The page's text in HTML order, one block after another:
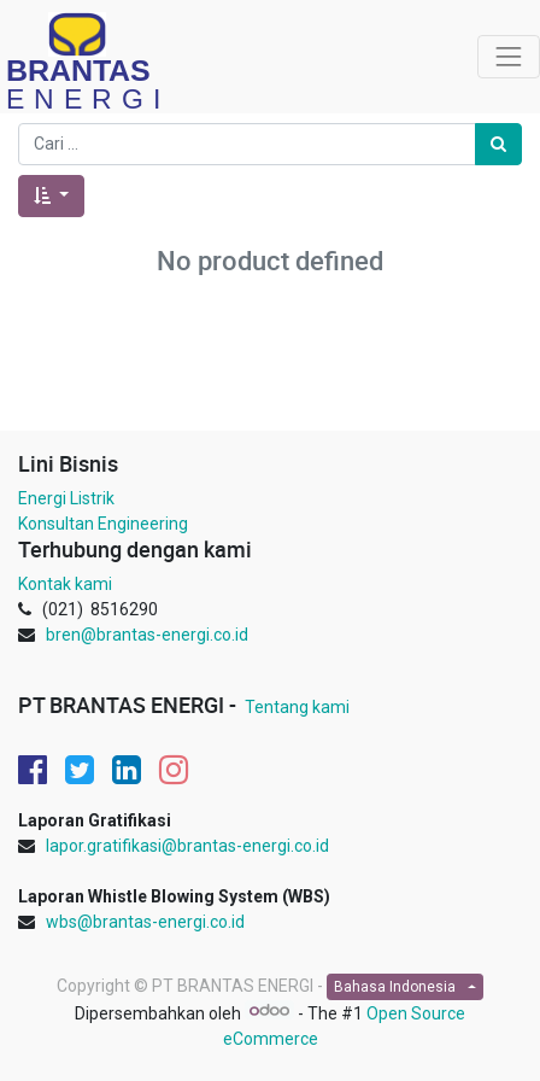
BRANTAS
ENERGI
No product defined
Lini Bisnis
Energi Listrik
Konsultan Engineering
Terhubung dengan kami
Kontak kami
(021) 8516290
bren@brantas-energi.co.id
PT BRANTAS ENERGI - Tentang kami
Laporan Gratifikasi
lapor.gratifikasi@brantas-energi.co.id
Laporan Whistle Blowing System (WBS)
wbs@brantas-energi.co.id
Copyright © PT BRANTAS ENERGI - Bahasa Indonesia
Dipersembahkan oleh - The #1 Open Source
eCommerce